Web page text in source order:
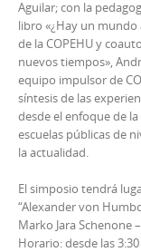
Aguilar; con la
libro «¿Hay un
de la COPEHU y
nuevostiempos»,
equipo impulsor de
síntesis de las
desde el enfoque de
escuelas públicas de
la actualidad.
El simposio tendrá
“Alexander von
Marko Jara Schenone
Horario: desde las